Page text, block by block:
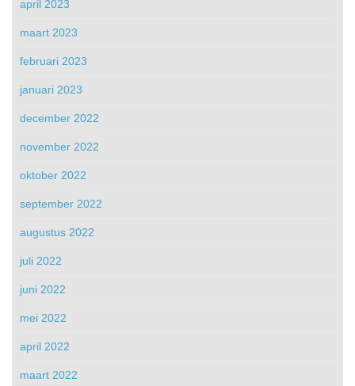
april 2023
maart 2023
februari 2023
januari 2023
december 2022
november 2022
oktober 2022
september 2022
augustus 2022
juli 2022
juni 2022
mei 2022
april 2022
maart 2022